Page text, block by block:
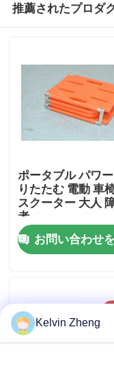
製品
推薦されたプロダ
ポータブル パワ
りたたむ 電動 車
スクーター 大人
者
お問い合わせ
Kelvin Zheng